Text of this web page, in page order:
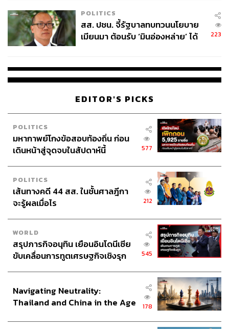
POLITICS
สส. ปชน. จี้รัฐบาลทบทวนนโยบาย
เมียนมา ต้อนรับ ‘มินอ่องหล่าย’ ได้
223
EDITOR'S PICKS
POLITICS
มหากาพย์โกงข้อสอบท้องถิ่น ก่อน
เดินหน้าสู่จุดจบในสัปดาห์นี้
577
POLITICS
เส้นทางคดี 44 สส. ในชั้นศาลฎีกา
จะรู้ผลเมื่อไร
212
WORLD
สรุปภารกิจอนุทิน เยือนอินโดนีเซีย
ขับเคลื่อนการทูตเศรษฐกิจเชิงรุก
545
Navigating Neutrality:
Thailand and China in the Age
178